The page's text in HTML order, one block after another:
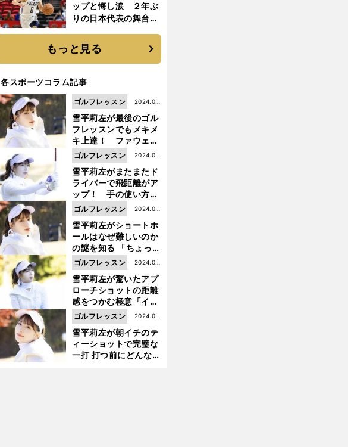
ップと悔し涙 ２年ぶ
りの日本代表の舞台を
は続く
もっと見る
各スポーツコラム記事
雪平莉左が最後のゴル
フレッスンでもメキメ
キ上達！ ファウェイ
ウッドをきれいにミー
トする方法とは？
2024.04.
05更新
ゴルフレッスン
雪平莉左がまたまたド
ライバーで飛距離がア
ップ！ 手の使い方を
工夫して「簡単なの
で、みなさんもぜひや
ってみるべき」
2024.03.
29更新
ゴルフレッスン
雪平莉左がショートホ
ールはなぜ難しいのか
の謎を知る 「ちょっと
安全にというマネジメ
ントが大切」
2024.03.
22更新
ゴルフレッスン
雪平莉左が驚いたアプ
ローチショットの距離
感をつかむ極意「イメ
ージトレーニングだけ
ですぐ習得できる！」
2024.03.
15更新
ゴルフレッスン
雪平莉左が朝イチのテ
ィーショットで完璧な
一打 打つ前にどんな素
2024.03.
08更新
ゴルフレッスン